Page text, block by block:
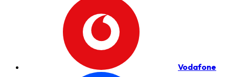
Vodafone